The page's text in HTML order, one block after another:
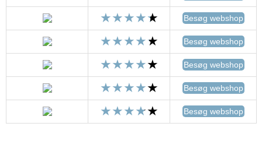
Besøg webshop
Besøg webshop
Besøg webshop
Besøg webshop
Besøg webshop